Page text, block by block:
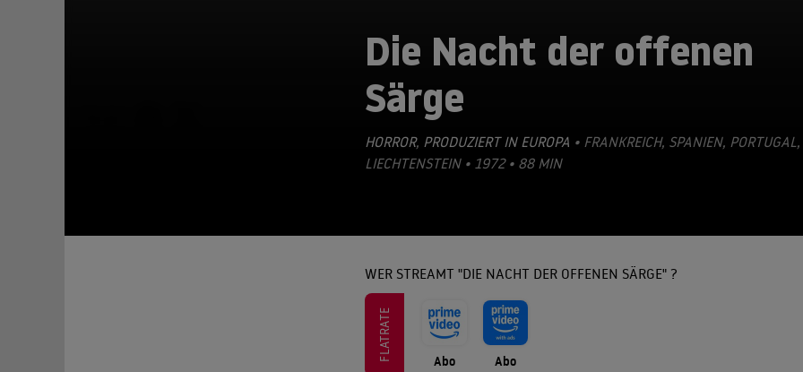
Die Nacht der offenen
Särge
HORROR, PRODUZIERT IN EUROPA • FRANKREICH, SPANIEN, PORTUGAL,
LIECHTENSTEIN • 1972 • 88 MIN
WER STREAMT "DIE NACHT DER OFFENEN SÄRGE" ?
FLATRATE Abo Abo